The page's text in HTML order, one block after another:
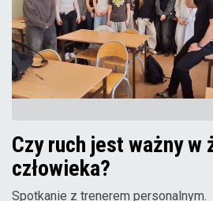
Czy ruch jest ważny w
człowieka?
Spotkanie z trenerem personalnym.